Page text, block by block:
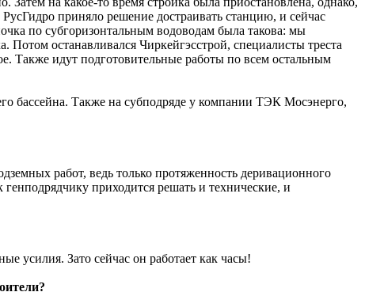
приняло решение достраивать станцию, и сейчас
по субгоризонтальным водоводам была такова: мы
Потом останавливался Чиркейгэсстрой, специалисты треста
Также идут подготовительные работы по всем остальным
бассейна. Также на субподряде у компании ТЭК Мосэнерго,
работ, ведь только протяженность деривационного
приходится решать и технические, и
усилия. Зато сейчас он работает как часы!